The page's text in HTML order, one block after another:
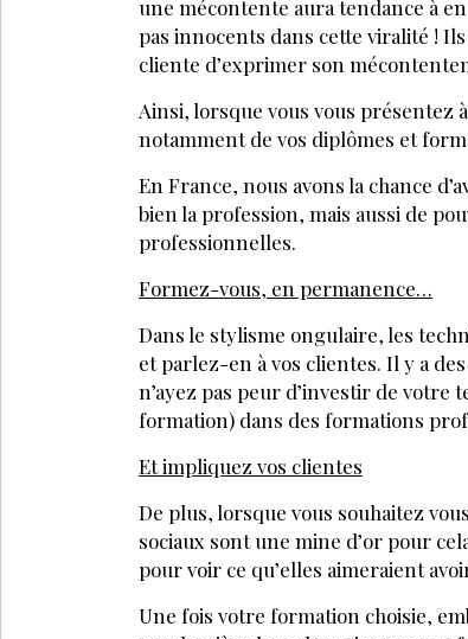
Pourquoi continuer de se faire
Pourquoi faut-il suivre les
Pourquoi faut-il se baser sur des
PARTAGEZ SUR :